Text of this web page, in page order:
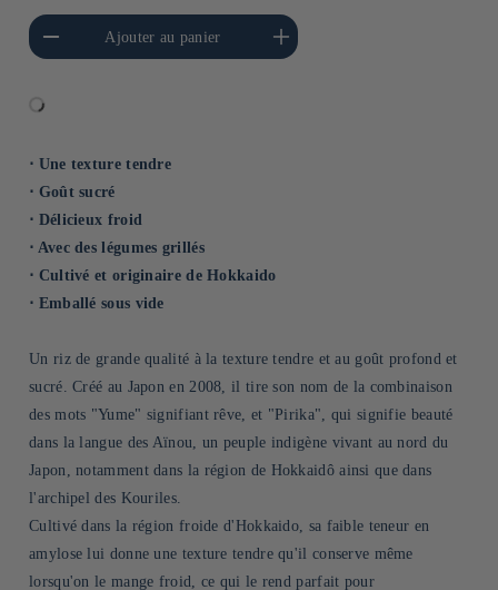
quantité de Default
Title
Ajouter au panier
Augmenter la quantité de
Default Title
⋅ Une texture tendre
⋅ Goût sucré
⋅ Délicieux froid
⋅ Avec des légumes grillés
⋅ Cultivé et originaire de Hokkaido
⋅ Emballé sous vide
Un riz de grande qualité à la texture tendre et au goût profond et
sucré. Créé au Japon en 2008, il tire son nom de la combinaison
des mots "Yume" signifiant rêve, et "Pirika", qui signifie beauté
dans la langue des Aïnou, un peuple indigène vivant au nord du
Japon, notamment dans la région de Hokkaidô ainsi que dans
l'archipel des Kouriles.
Cultivé dans la région froide d'Hokkaido, sa faible teneur en
amylose lui donne une texture tendre qu'il conserve même
lorsqu'on le mange froid, ce qui le rend parfait pour